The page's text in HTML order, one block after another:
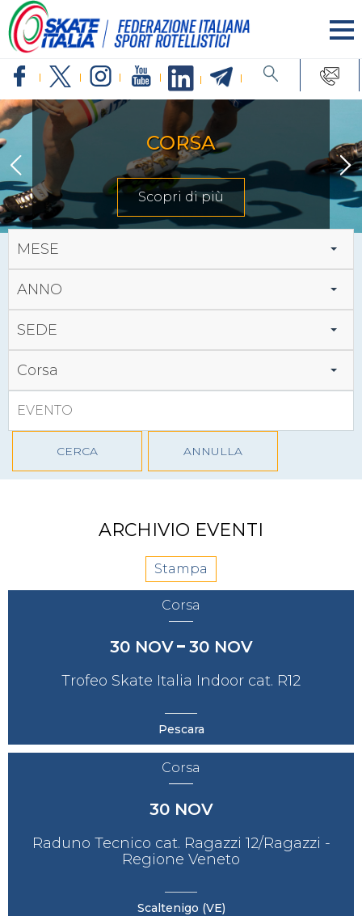
INLINE FREESTYLE
Scopri di più
MESE
ANNO
SEDE
Corsa
CERCA ANNULLA
ARCHIVIO EVENTI
Stampa
Corsa
30 NOV 30 NOV
Trofeo Skate Italia Indoor cat. R12
Pescara
Corsa
30 NOV
Raduno Tecnico cat. Ragazzi 12/Ragazzi -
Regione Veneto
Scaltenigo (VE)